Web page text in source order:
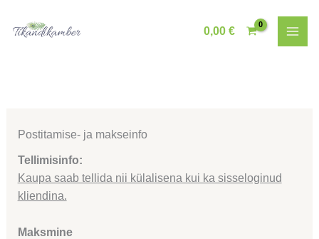
0,00€
Postitamise- ja makseinfo
Tellimisinfo:
Kaupa saab tellida nii külalisena kui ka sisseloginud
kliendina.
Maksmine